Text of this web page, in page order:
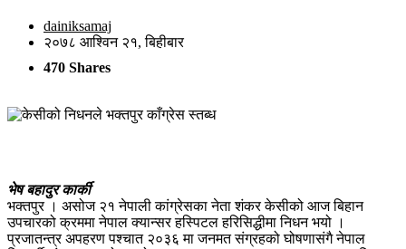
dainiksamaj
२०७८ आश्विन २१, बिहीबार
470 Shares
भेष बहादुर कार्की
भक्तपुर । असोज २१ नेपाली कांग्रेसका नेता शंकर केसीको आज बिहान
उपचारको क्रममा नेपाल क्यान्सर हस्पिटल हरिसिद्धीमा निधन भयो ।
प्रजातन्त्र अपहरण पश्चात २०३६ मा जनमत संग्रहको घोषणासंगै नेपाल